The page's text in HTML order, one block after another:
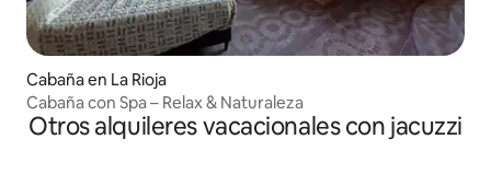
Cabaña en La Rioja
Cabaña con Spa – Relax & Naturaleza
Otros alquileres vacacionales con jacuzzi